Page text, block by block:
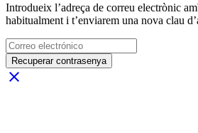
Introdueix l’adreça de correu electrònic
habitualment i t’enviarem una nova clau
Recuperar contrasenya
close